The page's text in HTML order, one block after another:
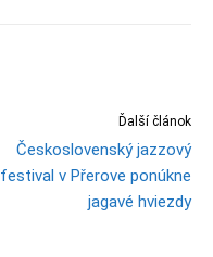
Ďalší článok
Československý jazzový
festival v Přerove ponúkne
jagavé hviezdy